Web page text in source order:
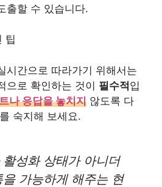
출할 수 있습니다.
팁
시간으로 따라가기 위해서는
으로 확인하는 것이 필수적입
나 응답을 놓치지 않도록 다
숙지해 보세요.
성화 상태가 아니더
가능하게 해주는 현